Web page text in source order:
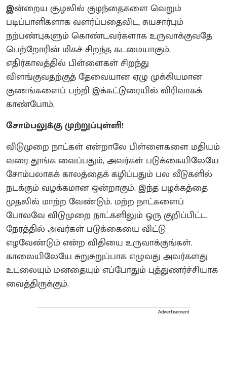
இன்றைய சூழலில் குழந்தைகளை வெறும்
படிப்பாளிகளாக வளர்ப்பதைவிட, சுயசார்பும்
நற்பண்புகளும் கொண்டவர்களாக உருவாக்குவதே
பெற்றோரின் மிகச் சிறந்த கடமையாகும்.
எதிர்காலத்தில் பிள்ளைகள் சிறந்து
விளங்குவதற்குத் தேவையான ஏழு முக்கியமான
குணங்களைப் பற்றி இக்கட்டுரையில் விரிவாகக்
காண்போம்.
சோம்பலுக்கு முற்றுப்புள்ளி!
விடுமுறை நாட்கள் என்றாலே பிள்ளைகளை மதியம்
வரை தூங்க வைப்பதும், அவர்கள் படுக்கையிலேயே
சோம்பலாகக் காலத்தைக் கழிப்பதும் பல வீடுகளில்
நடக்கும் வழக்கமான ஒன்றாகும். இந்த பழக்கத்தை
முதலில் மாற்ற வேண்டும். மற்ற நாட்களைப்
போலவே விடுமுறை நாட்களிலும் ஒரு குறிப்பிட்ட
நேரத்தில் அவர்கள் படுக்கையை விட்டு
எழவேண்டும் என்ற விதியை உருவாக்குங்கள்.
காலையிலேயே சுறுசுறுப்பாக எழுவது அவர்களது
உடலையும் மனதையும் எப்போதும் புத்துணர்ச்சியாக
வைத்திருக்கும்.
Advertisement